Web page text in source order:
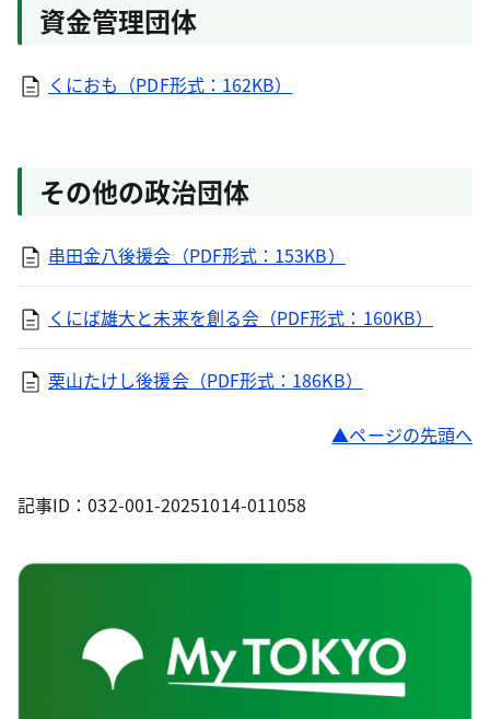
資金管理団体
くにおも（PDF形式：162KB）
その他の政治団体
串田金八後援会（PDF形式：153KB）
くにば雄大と未来を創る会（PDF形式：160KB）
栗山たけし後援会（PDF形式：186KB）
ページの先頭へ
記事ID：032-001-20251014-011058